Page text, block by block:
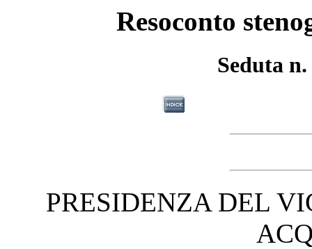
Resoconto
Seduta
PRESIDENZA DEL